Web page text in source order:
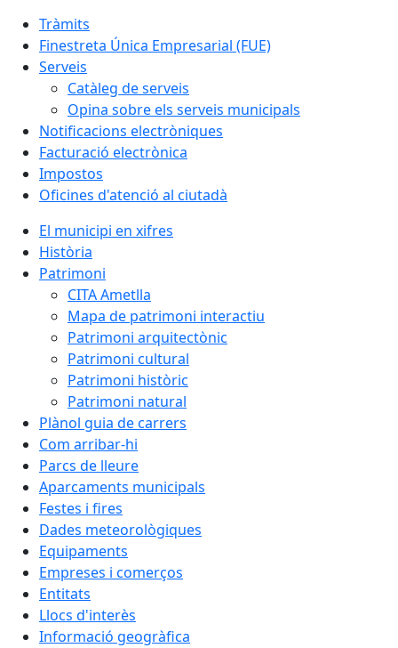
Tràmits
Finestreta Única Empresarial (FUE)
Serveis
Catàleg de serveis
Opina sobre els serveis municipals
Notificacions electròniques
Facturació electrònica
Impostos
Oficines d'atenció al ciutadà
El municipi en xifres
Història
Patrimoni
CITA Ametlla
Mapa de patrimoni interactiu
Patrimoni arquitectònic
Patrimoni cultural
Patrimoni històric
Patrimoni natural
Plànol guia de carrers
Com arribar-hi
Parcs de lleure
Aparcaments municipals
Festes i fires
Dades meteorològiques
Equipaments
Empreses i comerços
Entitats
Llocs d'interès
Informació geogràfica